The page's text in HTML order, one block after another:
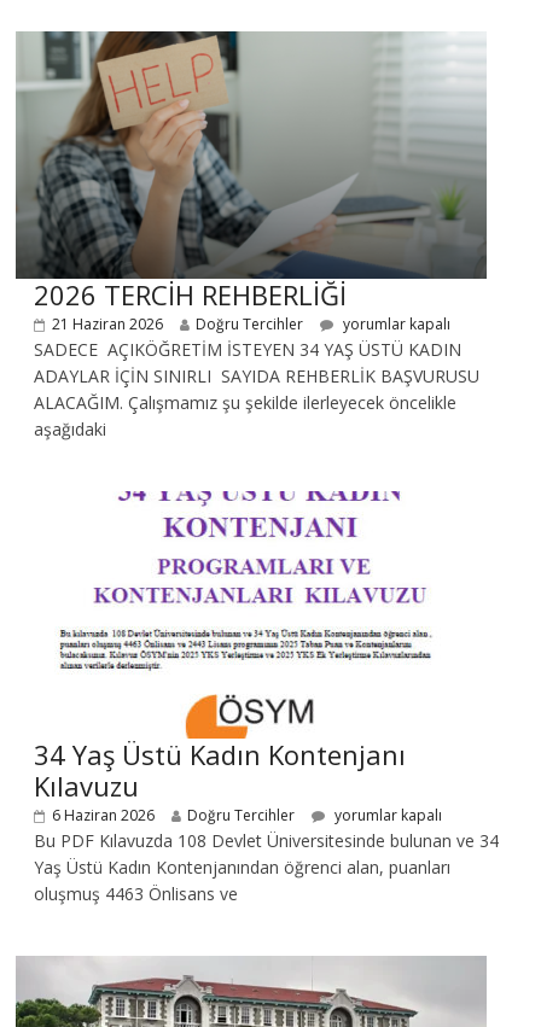
2026 TERCİH REHBERLİĞİ
21 Haziran 2026 Doğru Tercihler yorumlar kapalı
SADECE AÇIKÖĞRETİM İSTEYEN 34 YAŞ ÜSTÜ KADIN
ADAYLAR İÇİN SINIRLI SAYIDA REHBERLİK BAŞVURUSU
ALACAĞIM. Çalışmamız şu şekilde ilerleyecek öncelikle
aşağıdaki
34 Yaş Üstü Kadın Kontenjanı
Kılavuzu
6 Haziran 2026 Doğru Tercihler yorumlar kapalı
Bu PDF Kılavuzda 108 Devlet Üniversitesinde bulunan ve 34
Yaş Üstü Kadın Kontenjanından öğrenci alan, puanları
oluşmuş 4463 Önlisans ve